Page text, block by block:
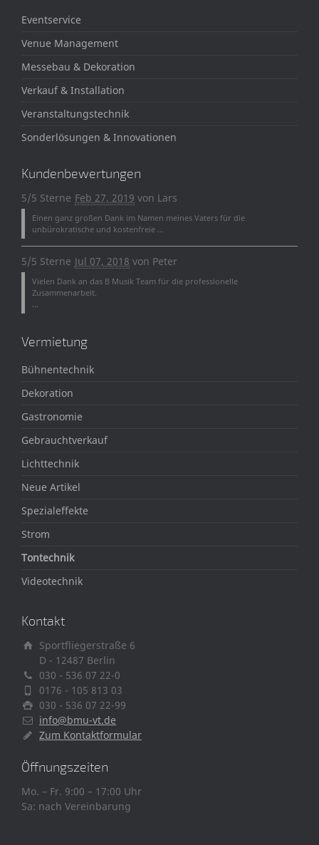
Eventservice
Venue Management
Messebau & Dekoration
Verkauf & Installation
Veranstaltungstechnik
Sonderlösungen & Innovationen
Kundenbewertungen
5/5 Sterne Feb 27, 2019 von Lars
Einen ganz großen Dank im Namen meines Vaters für die
unbürokratische und kostenfreie ...
5/5 Sterne Jul 07, 2018 von Peter
Vielen Dank an das B Musik Team für die professionelle
Zusammenarbeit.
...
Vermietung
Bühnentechnik
Dekoration
Gastronomie
Gebrauchtverkauf
Lichttechnik
Neue Artikel
Spezialeffekte
Strom
Tontechnik
Videotechnik
Kontakt
Sportfliegerstraße 6
D - 12487 Berlin
030 - 536 07 22-0
0176 - 105 813 03
030 - 536 07 22-99
info@bmu-vt.de
Zum Kontaktformular
Öffnungszeiten
Mo. – Fr. 9:00 – 17:00 Uhr
Sa: nach Vereinbarung